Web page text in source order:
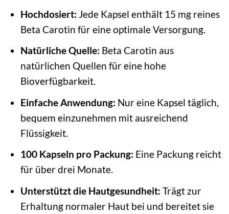
Hochdosiert: Jede Kapsel enthält 15 mg reines
Beta Carotin für eine optimale Versorgung.
Natürliche Quelle: Beta Carotin aus
natürlichen Quellen für eine hohe
Bioverfügbarkeit.
Einfache Anwendung: Nur eine Kapsel täglich,
bequem einzunehmen mit ausreichend
Flüssigkeit.
100 Kapseln pro Packung: Eine Packung reicht
für über drei Monate.
Unterstützt die Hautgesundheit: Trägt zur
Erhaltung normaler Haut bei und bereitet sie